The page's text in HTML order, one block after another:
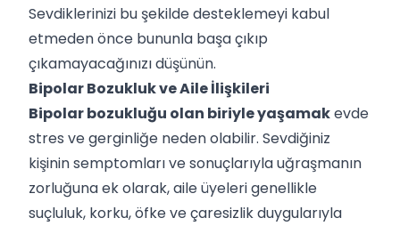
Sevdiklerinizi bu şekilde desteklemeyi kabul
etmeden önce bununla başa çıkıp
çıkamayacağınızı düşünün.
Bipolar Bozukluk ve Aile İlişkileri
Bipolar bozukluğu olan biriyle yaşamakevde
stres ve gerginliğe neden olabilir. Sevdiğiniz
kişinin semptomları ve sonuçlarıyla uğraşmanın
zorluğuna ek olarak, aile üyeleri genellikle
suçluluk, korku, öfke ve çaresizlik duygularıyla